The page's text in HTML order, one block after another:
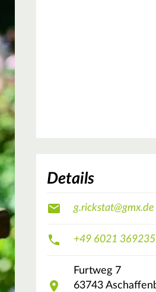
Details
g.rickstat@gmx.de
+49 6021 369235
Furtweg 7
63743